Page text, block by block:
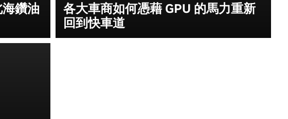
鑽油
各大車商如何憑藉 GPU 的馬力重新
回到快車道